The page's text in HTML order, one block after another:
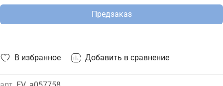
В избранное Добавить в сравнение
Предзаказ